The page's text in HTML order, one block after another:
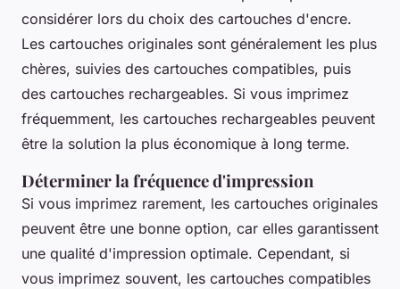
considérer lors du choix des cartouches d'encre.
Les cartouches originales sont généralement les plus
chères, suivies des cartouches compatibles, puis
des cartouches rechargeables. Si vous imprimez
fréquemment, les cartouches rechargeables peuvent
être la solution la plus économique à long terme.
Déterminer la fréquence d'impression
Si vous imprimez rarement, les cartouches originales
peuvent être une bonne option, car elles garantissent
une qualité d'impression optimale. Cependant, si
vous imprimez souvent, les cartouches compatibles